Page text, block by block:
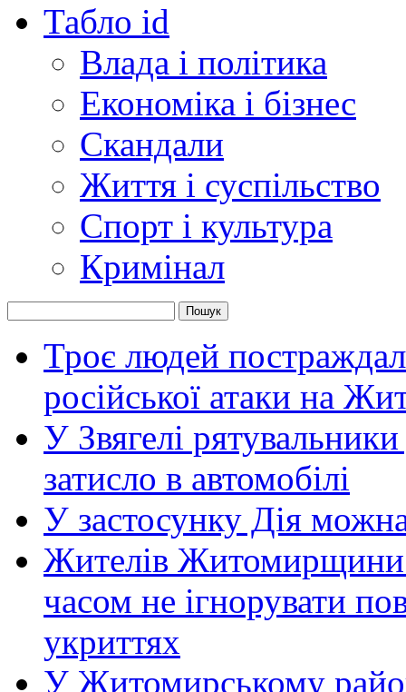
Табло id
Влада і політика
Економіка і бізнес
Скандали
Життя і суспільство
Спорт і культура
Кримінал
Троє людей
російської атаки на
У Звягелі
затисло в автомобілі
У застосунку Дія
Жителів Житомирщини
часом не ігнорувати
укриттях
У Житомирському